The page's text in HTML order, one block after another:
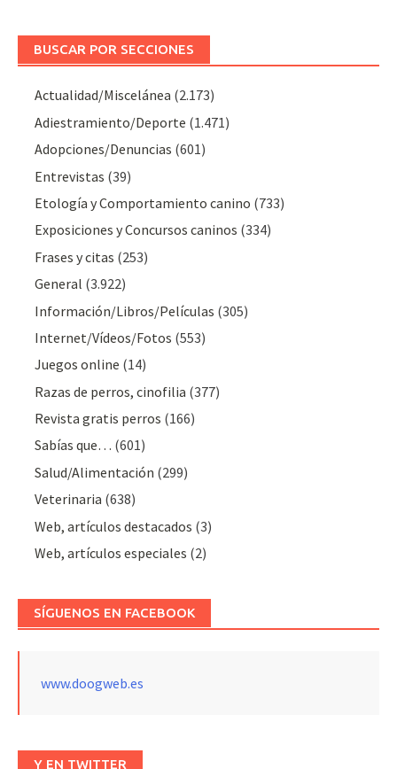
BUSCAR POR SECCIONES
Actualidad/Miscelánea (2.173)
Adiestramiento/Deporte (1.471)
Adopciones/Denuncias (601)
Entrevistas (39)
Etología y Comportamiento canino (733)
Exposiciones y Concursos caninos (334)
Frases y citas (253)
General (3.922)
Información/Libros/Películas (305)
Internet/Vídeos/Fotos (553)
Juegos online (14)
Razas de perros, cinofilia (377)
Revista gratis perros (166)
Sabías que… (601)
Salud/Alimentación (299)
Veterinaria (638)
Web, artículos destacados (3)
Web, artículos especiales (2)
SÍGUENOS EN FACEBOOK
www.doogweb.es
Y EN TWITTER